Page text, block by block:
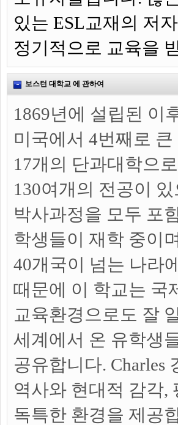
있는 ESL교재의 저
정기적으로 교육을
보스턴 대학교 에 관하여
1869년에 설립된 이
미국에서 4번째로
17개의 단과대학으
130여개의 전공이
박사과정을 모두 포
학생들이 재학 중이
40개국이 넘는 나라
때문에 이 학교는 국
교육환경으로도 잘
세계에서 온 유학생
공유합니다. Charles
역사와 현대적 감각,
독특한 환경을 제공